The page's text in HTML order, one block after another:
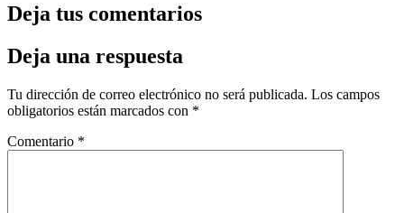
Deja tus comentarios
Deja una respuesta
Tu dirección de correo electrónico no será publicada. Los campos
obligatorios están marcados con *
Comentario *